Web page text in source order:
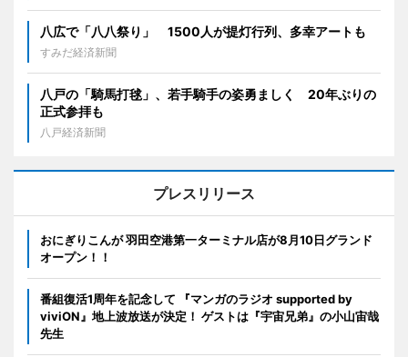
八広で「八八祭り」 1500人が提灯行列、多幸アートも
すみだ経済新聞
八戸の「騎馬打毬」、若手騎手の姿勇ましく 20年ぶりの
正式参拝も
八戸経済新聞
プレスリリース
おにぎりこんが 羽田空港第一ターミナル店が8月10日グランド
オープン！！
番組復活1周年を記念して 『マンガのラジオ supported by
viviON』地上波放送が決定！ ゲストは『宇宙兄弟』の小山宙哉
先生